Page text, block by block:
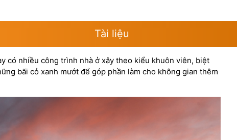
Tài liệu
có nhiều công trình nhà ở xây theo kiểu khuôn viên, biệt
bãi cỏ xanh mướt để góp phần làm cho không gian thêm